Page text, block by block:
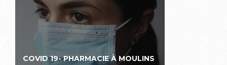
COVID 19- PHARMACIE À MOULINS